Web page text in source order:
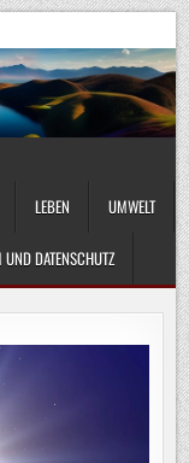
LEBEN UMWELT
DATENSCHUTZ